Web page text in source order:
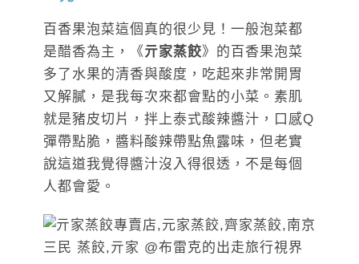
百香果泡菜這個真的很少見！一般泡菜都
是醋香為主，《亓家蒸餃》的百香果泡菜
多了水果的清香與酸度，吃起來非常開胃
又解膩，是我每次來都會點的小菜。素肌
就是豬皮切片，拌上泰式酸辣醬汁，口感Q
彈帶點脆，醬料酸辣帶點魚露味，但老實
說這道我覺得醬汁沒入得很透，不是每個
人都會愛。